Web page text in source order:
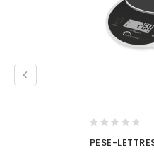
out
PESE-